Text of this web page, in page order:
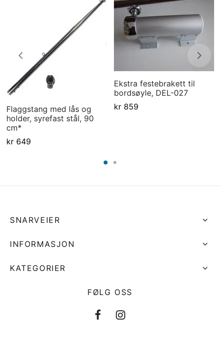
Flaggstang med lås og
holder, syrefast stål, 90
cm*
kr649
Ekstra festebrakett til
bordsøyle, DEL-027
kr859
SNARVEIER
INFORMASJON
KATEGORIER
FØLG OSS